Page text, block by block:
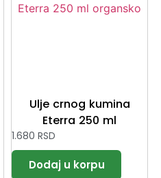
Ulje crnog kumina
Eterra 250 ml
1.680 RSD